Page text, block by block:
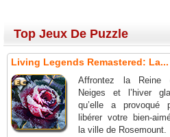
Top Jeux De Puzzle
Living Legends Remastered: La...
Affrontez la Reine
Neiges et l’hiver
qu’elle a provoqué
libérer votre bien-
la ville de Rosemount.